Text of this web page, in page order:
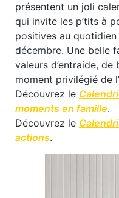
présentent un joli
qui invite les p’tits à
positives au
décembre. Une belle
valeurs d’entraide,
moment privilégié de
Découvrez le
moments en famille.
Découvrez le
actions.